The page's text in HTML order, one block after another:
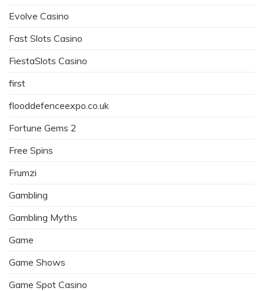
Evolve Casino
Fast Slots Casino
FiestaSlots Casino
first
flooddefenceexpo.co.uk
Fortune Gems 2
Free Spins
Frumzi
Gambling
Gambling Myths
Game
Game Shows
Game Spot Casino